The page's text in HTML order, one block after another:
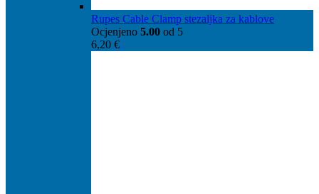
Rupes Cable Clamp stezaljka za kablove
Ocjenjeno 5.00 od 5
6,20 €